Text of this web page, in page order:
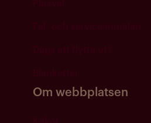
Om webbplatsen